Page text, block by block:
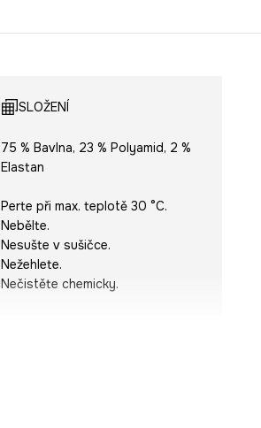
SLOŽENÍ
75 % Bavlna, 23 % Polyamid, 2 %
Elastan
Perte při max. teplotě 30 °C.
Nebělte.
Nesušte v sušičce.
Nežehlete.
Nečistěte chemicky.